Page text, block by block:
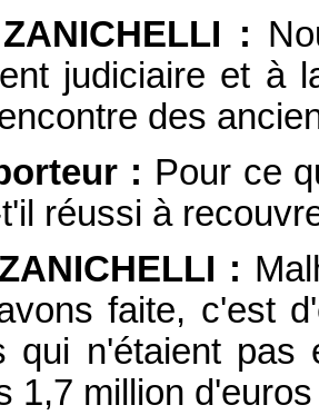
:
judiciaire et à
des
: Pour ce
réussi à
:
faite, c'est
qui n'étaient pas
1,7 million